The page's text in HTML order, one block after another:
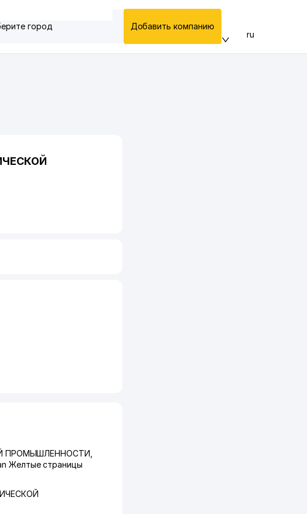
город Добавить компанию
ru
ПРОМЫШЛЕННОСТИ,
Желтые страницы